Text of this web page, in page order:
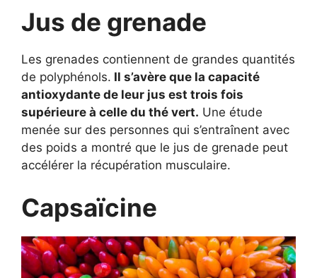
Jus de grenade
Les grenades contiennent de grandes quantités
de polyphénols. Il s’avère que la capacité
antioxydante de leur jus est trois fois
supérieure à celle du thé vert. Une étude
menée sur des personnes qui s’entraînent avec
des poids a montré que le jus de grenade peut
accélérer la récupération musculaire.
Capsaïcine